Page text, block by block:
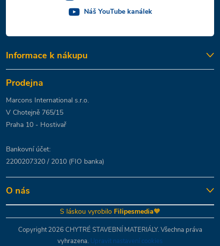
Náš YouTube kanálek
Informace k nákupu
Prodejna
Marcons International s.r.o.
V Chotejně 765/15
Praha 10 - Hostivař
Bankovní účet:
2200207320 / 2010 (FIO banka)
O nás
S láskou vyrobilo Filipesmedia🧡
Copyright 2026 CHYTRÉ STAVEBNÍ MATERIÁLY. Všechna práva
vyhrazena. Upravit nastavení cookies